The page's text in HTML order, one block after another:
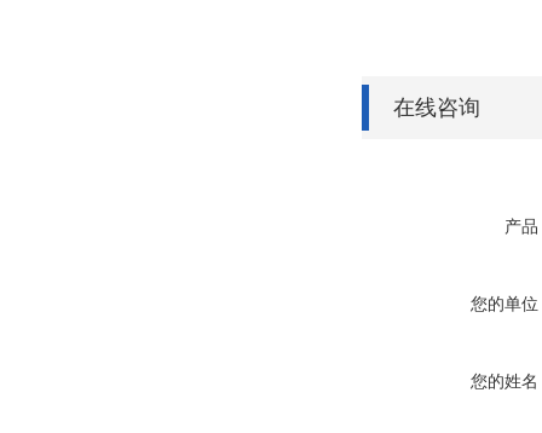
在线咨询
产品
您的单位
您的姓名